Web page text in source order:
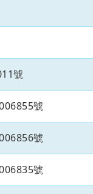
號
號
號
號